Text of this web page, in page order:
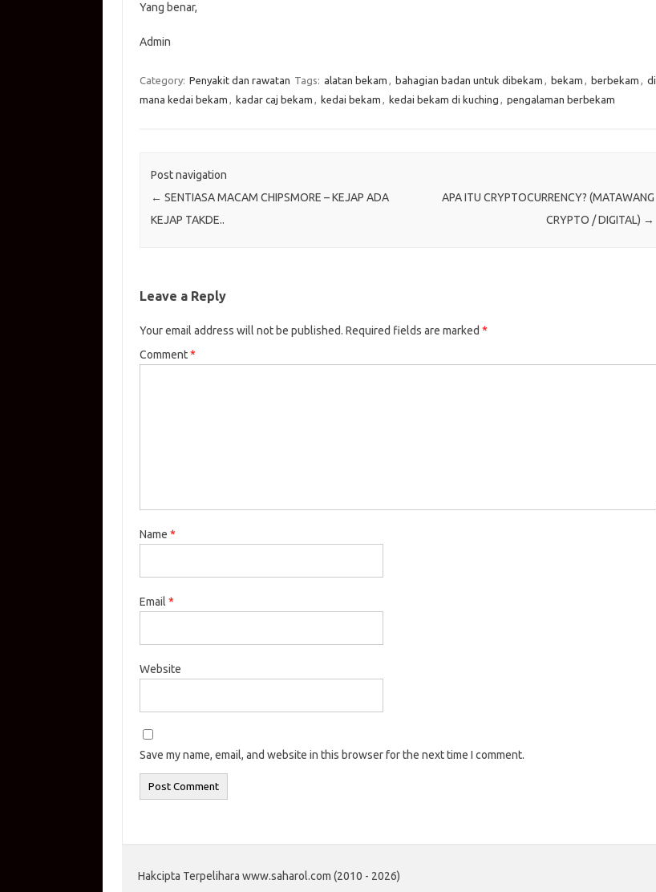
Yang benar,
Admin
Category: Penyakit dan rawatan Tags: alatan bekam , bahagian badan untuk dibekam , bekam , berbekam , di
mana kedai bekam , kadar caj bekam , kedai bekam , kedai bekam di kuching , pengalaman berbekam
Post navigation
← SENTIASA MACAM CHIPSMORE – KEJAP ADA
KEJAP TAKDE..
APA ITU CRYPTOCURRENCY? (MATAWANG
CRYPTO / DIGITAL) →
Leave a Reply
Your email address will not be published. Required fields are marked *
Comment*
Name *
Email *
Website
Save my name, email, and website in this browser for the next time I comment.
Hakcipta Terpelihara www.saharol.com (2010 - 2026)